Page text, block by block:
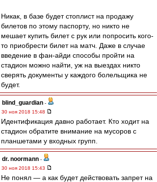
Никак, в базе будет стоплист на продажу
билетов по этому паспорту, но никто не
мешает купить билет с рук или попросить кого-
то приобрести билет на матч. Даже в случае
введение в фан-айди способы пройти на
стадион можно найти, уж на выездах никто
сверять документы у каждого болельщика не
будет.
blind_guardian -
30 ноя 2018 15:48
Идентификация давно работает. Кто ходит на
стадион обратите внимание на мусоров с
планшетами у входных групп.
dr. noormann -
30 ноя 2018 15:43
Не понял — а как будет действовать запрет на